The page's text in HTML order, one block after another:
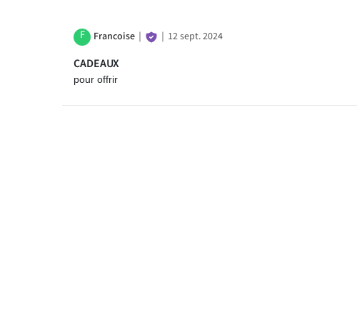
F Francoise ｜ ｜ 12 sept. 2024
CADEAUX
pour offrir